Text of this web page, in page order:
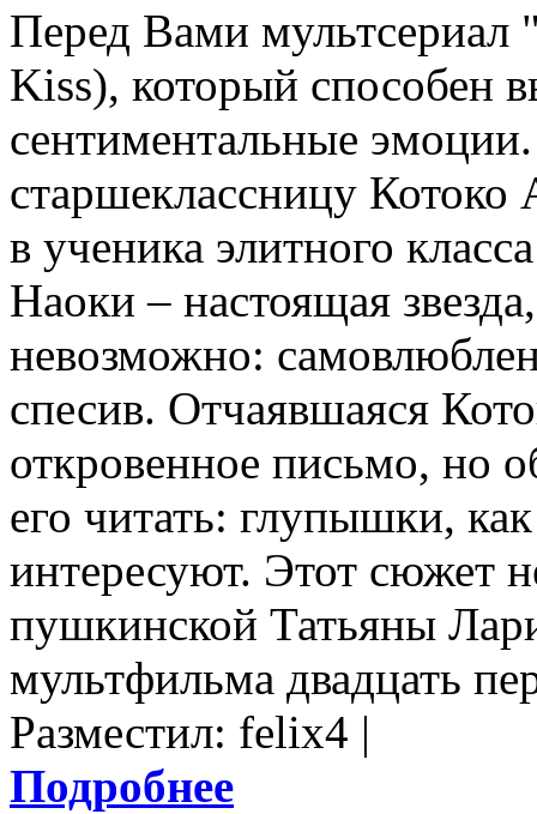
Перед Вами
Kiss), который способен
сентиментальные
старшеклассницу
в ученика элитного
Наоки – настоящая
невозможно:
спесив. Отчаявшаяся
откровенное письмо, но
его читать: глупышки,
интересуют. Этот сюжет
пушкинской Татьяны
мультфильма двадцать
Разместил: felix4 |
Подробнее